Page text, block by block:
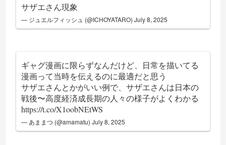
サザエさん現象
— ジュエルフィッシュ (@ICHOYATARO)July 8, 2025
ギャグ漫画に限らずなんだけど、日常を描いてる
漫画って当時を伝えるのに最適だと思う
サザエさんとかがいい例で、サザエさんは日本の
戦後〜高度経済成長期の人々の様子がよくわかる
https://t.co/X1oobNEtWS
— あままつ (@amamatu)July 8, 2025